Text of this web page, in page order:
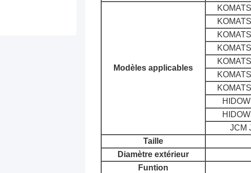
Modèles applicables
JCM
Taille
Diamètre extérieur
Funtion